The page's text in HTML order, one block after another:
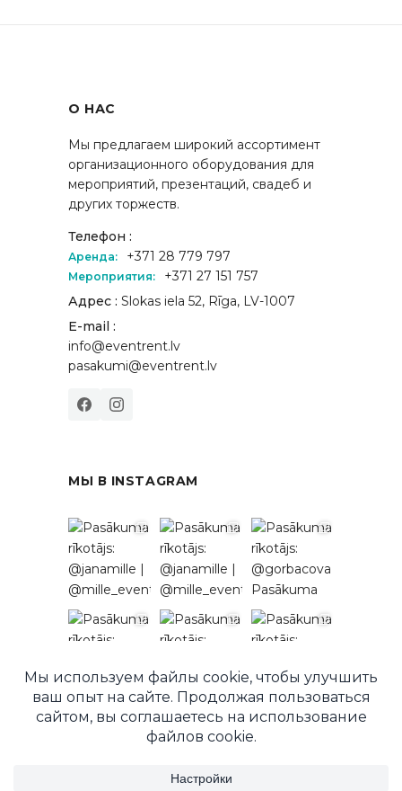
О НАС
Мы предлагаем широкий ассортимент
организационного оборудования для
мероприятий, презентаций, свадеб и
других торжеств.
Телефон :
Аренда: +371 28 779 797
Мероприятия:
+371 27 151 757
Адрес : Slokas iela 52, Rīga, LV-1007
E-mail :
info@eventrent.lv
pasakumi@eventrent.lv
МЫ В INSTAGRAM
Подписаться в Instagram
© 2026 EventRent. Все права защищены.